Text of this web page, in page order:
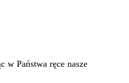
w Państwa ręce nasze